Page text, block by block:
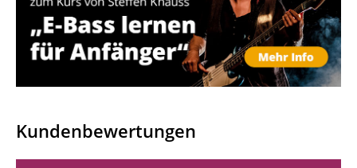
Kundenbewertungen